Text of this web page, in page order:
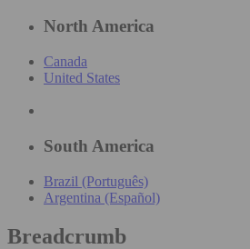
North America
Canada
United States
South America
Brazil (Português)
Argentina (Español)
Breadcrumb